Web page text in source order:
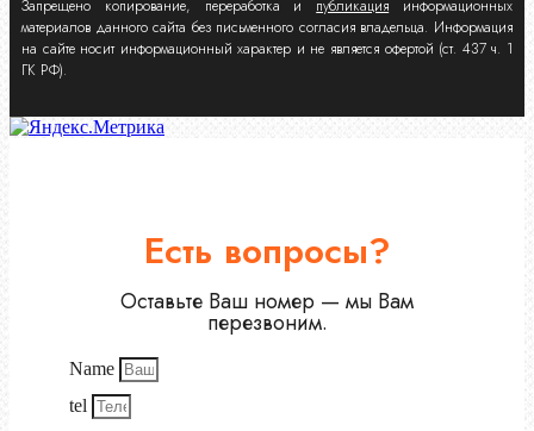
Запрещено копирование, переработка и публикация информационных
материалов данного сайта без письменного согласия владельца. Информация
на сайте носит информационный характер и не является офертой (ст. 437 ч. 1
ГК РФ).
Есть вопросы?
Оставьте Ваш номер — мы Вам
перезвоним.
Name
tel